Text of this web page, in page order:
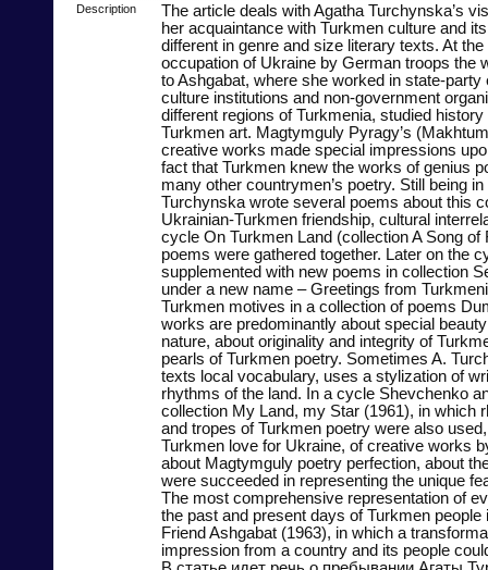
Description
The article deals with Agatha Turchynska’s
her acquaintance with Turkmen culture and
different in genre and size literary texts. At
occupation of Ukraine by German troops the
to Ashgabat, where she worked in state-party
culture institutions and non-government
different regions of Turkmenia, studied
Turkmen art. Magtymguly Pyragy’s
creative works made special impressions
fact that Turkmen knew the works of genius
many other countrymen’s poetry. Still being
Turchynska wrote several poems about this
Ukrainian-Turkmen friendship, cultural
cycle On Turkmen Land (collection A Song of
poems were gathered together. Later on the
supplemented with new poems in collection
under a new name – Greetings from
Turkmen motives in a collection of poems
works are predominantly about special
nature, about originality and integrity of
pearls of Turkmen poetry. Sometimes A.
texts local vocabulary, uses a stylization of
rhythms of the land. In a cycle Shevchenko
collection My Land, my Star (1961), in which
and tropes of Turkmen poetry were also
Turkmen love for Ukraine, of creative works
about Magtymguly poetry perfection, about
were succeeded in representing the unique
The most comprehensive representation of
the past and present days of Turkmen people
Friend Ashgabat (1963), in which a
impression from a country and its people